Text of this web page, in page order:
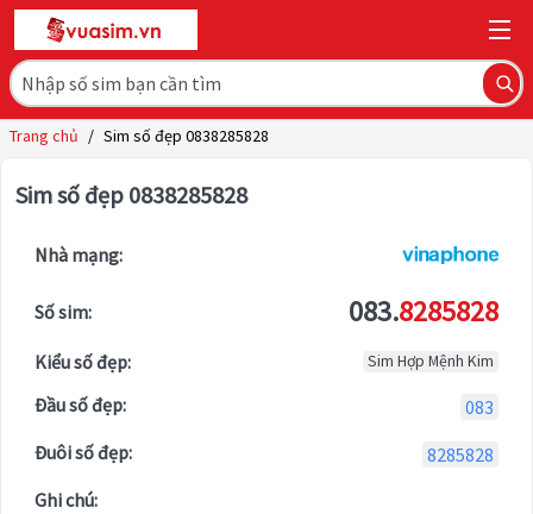
Trang chủ / Sim số đẹp 0838285828
Sim số đẹp 0838285828
Nhà mạng:
Số sim: 083.8285828
Kiểu số đẹp: Sim Hợp Mệnh Kim
Đầu số đẹp:
083
Đuôi số đẹp:
8285828
Ghi chú: